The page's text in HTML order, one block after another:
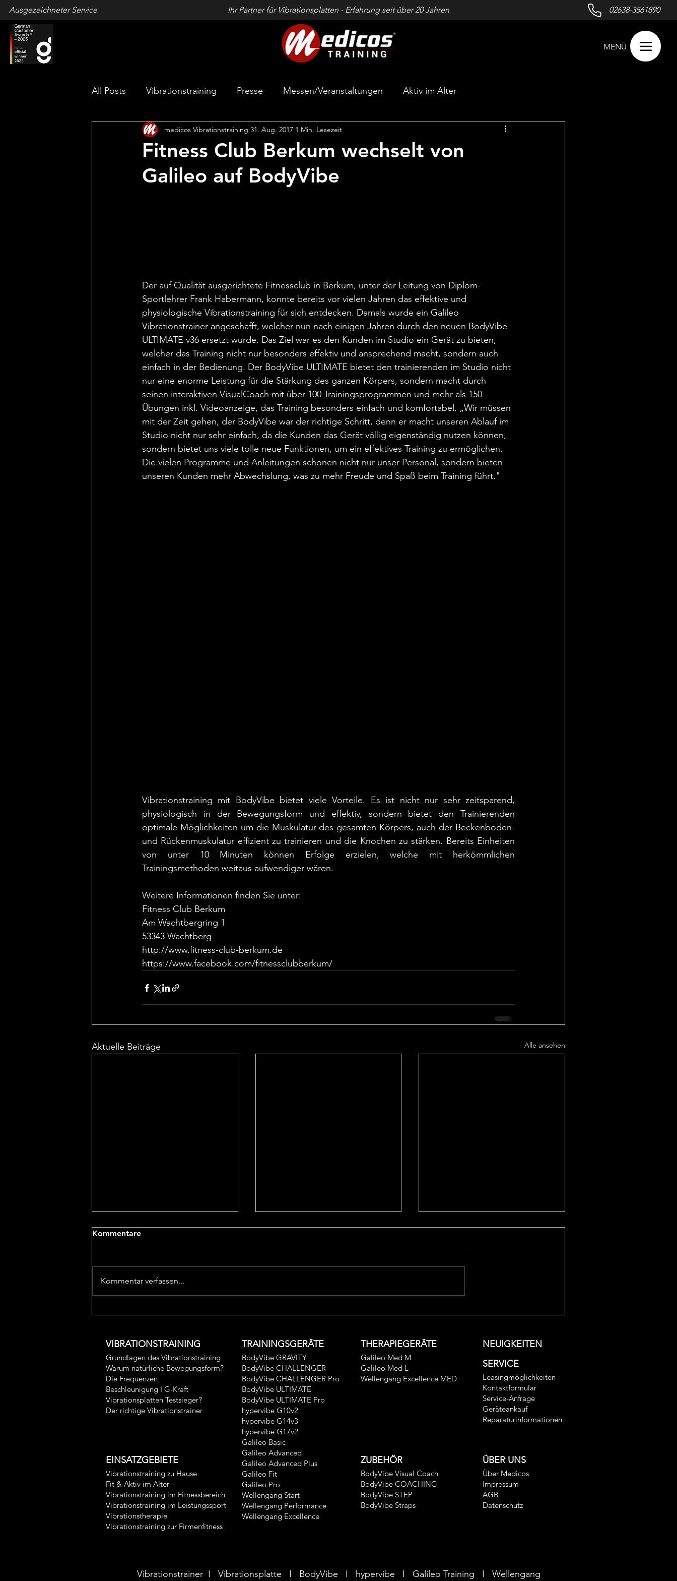
Ausgezeichneter Service Ihr Partner für Vibrationsplatten - Erfahrung seit über 20 Jahren 02638-3561890
MENÜ
All Posts Vibrationstraining Presse Messen/Veranstaltungen Aktiv im Alter
Vibrationstraining zu Hause Knochenstärkung Wellness- & Entspannung Beckenbodentraining
Kundenmeinungen Muskelaufbau
Fitness Club Berkum wechselt von
Galileo auf BodyVibe
medicos Vibrationstraining 31. Aug. 2017 1 Min. Lesezeit
Der auf Qualität ausgerichtete Fitnessclub in Berkum, unter der Leitung von Diplom-
Sportlehrer Frank Habermann, konnte bereits vor vielen Jahren das effektive und
physiologische Vibrationstraining für sich entdecken. Damals wurde ein Galileo
Vibrationstrainer angeschafft, welcher nun nach einigen Jahren durch den neuen BodyVibe
ULTIMATE v36 ersetzt wurde. Das Ziel war es den Kunden im Studio ein Gerät zu bieten,
welcher das Training nicht nur besonders effektiv und ansprechend macht, sondern auch
einfach in der Bedienung. Der BodyVibe ULTIMATE bietet den trainierenden im Studio nicht
nur eine enorme Leistung für die Stärkung des ganzen Körpers, sondern macht durch
seinen interaktiven VisualCoach mit über 100 Trainingsprogrammen und mehr als 150
Übungen inkl. Videoanzeige, das Training besonders einfach und komfortabel. „Wir müssen
mit der Zeit gehen, der BodyVibe war der richtige Schritt, denn er macht unseren Ablauf im
Studio nicht nur sehr einfach, da die Kunden das Gerät völlig eigenständig nutzen können,
sondern bietet uns viele tolle neue Funktionen, um ein effektives Training zu ermöglichen.
Die vielen Programme und Anleitungen schonen nicht nur unser Personal, sondern bieten
unseren Kunden mehr Abwechslung, was zu mehr Freude und Spaß beim Training führt."
Vibrationstraining mit BodyVibe bietet viele Vorteile. Es ist nicht nur sehr zeitsparend,
physiologisch in der Bewegungsform und effektiv, sondern bietet den Trainierenden
optimale Möglichkeiten um die Muskulatur des gesamten Körpers, auch der Beckenboden-
und Rückenmuskulatur effizient zu trainieren und die Knochen zu stärken. Bereits Einheiten
von unter 10 Minuten können Erfolge erzielen, welche mit herkömmlichen
Trainingsmethoden weitaus aufwendiger wären.
Weitere Informationen finden Sie unter:
Fitness Club Berkum
Am Wachtbergring 1
53343 Wachtberg
http://www.fitness-club-berkum.de
https://www.facebook.com/fitnessclubberkum/
Aktuelle Beiträge Alle ansehen
moderne Anwendungen
Kommentare
Kommentar verfassen...
VIBRATIONSTRAINING
Grundlagen des Vibrationstraining
Warum natürliche Bewegungsform?
Die Frequenzen
Beschleunigung I G-Kraft
Vibrationsplatten Testsieger?
Der richtige Vibrationstrainer
EINSATZGEBIETE
Vibrationstraining zu Hause
Fit & Aktiv im Alter
Vibrationstraining im Fitnessbereich
Vibrationstraining im Leistungssport
Vibrationstherapie
Vibrationstraining zur Firmenfitness
TRAININGSGERÄTE
BodyVibe GRAVITY
BodyVibe CHALLENGER
BodyVibe CHALLENGER Pro
BodyVibe ULTIMATE
BodyVibe ULTIMATE Pro
hypervibe G10v2
hypervibe G14v3
hypervibe G17v2
Galileo Basic
Galileo Advanced
Galileo Advanced Plus
Galileo Fit
Galileo Pro
Wellengang Start
Wellengang Performance
Wellengang Excellence
THERAPIEGERÄTE
Galileo Med M
Galileo Med L
Wellengang Excellence MED
NEUIGKEITEN
SERVICE
Leasingmöglichkeiten
Kontaktformular
Service-Anfrage
Geräteankauf
Reparaturinformationen
ZUBEHÖR
BodyVibe Visual Coach
BodyVibe COACHING
BodyVibe STEP
BodyVibe Straps
ÜBER UNS
Über Medicos
Impressum
AGB
Datenschutz
Vibrationstrainer I Vibrationsplatte I BodyVibe I hypervibe I Galileo Training I Wellengang